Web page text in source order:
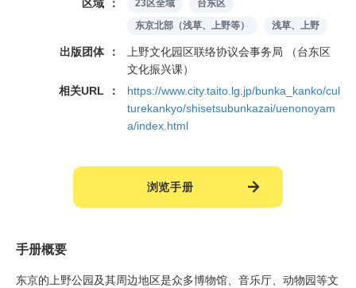
区域 23区全域
台东区
东京北部（浅草、上野等）
浅草、上野
出版团体
上野文化园区联络协议会事务局 （台东区
文化振兴课）
相关URL
https://www.city.taito.lg.jp/bunka_kanko/cul
turekankyo/shisetsubunkazai/uenonoyam
a/index.html
浏览手册
手册概要
东京的上野公园及其周边地区是众多博物馆、音乐厅、动物园等文